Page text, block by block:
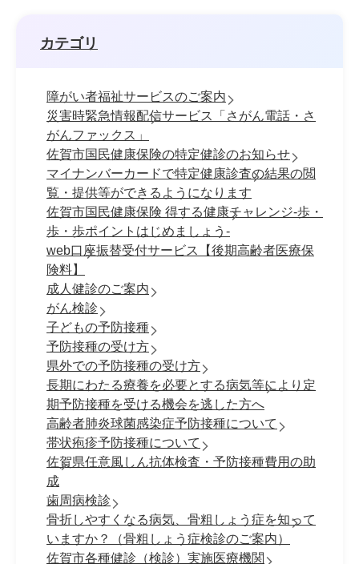
カテゴリ
障がい者福祉サービスのご案内
災害時緊急情報配信サービス「さがん電話・さ
がんファックス」
佐賀市国民健康保険の特定健診のお知らせ
マイナンバーカードで特定健康診査の結果の閲
覧・提供等ができるようになります
佐賀市国民健康保険 得する健康チャレンジ-歩・
歩・歩ポイントはじめましょう-
web口座振替受付サービス【後期高齢者医療保
険料】
成人健診のご案内
がん検診
子どもの予防接種
予防接種の受け方
県外での予防接種の受け方
長期にわたる療養を必要とする病気等により定
期予防接種を受ける機会を逃した方へ
高齢者肺炎球菌感染症予防接種について
帯状疱疹予防接種について
佐賀県任意風しん抗体検査・予防接種費用の助
成
歯周病検診
骨折しやすくなる病気、骨粗しょう症を知って
いますか？（骨粗しょう症検診のご案内）
佐賀市各種健診（検診）実施医療機関